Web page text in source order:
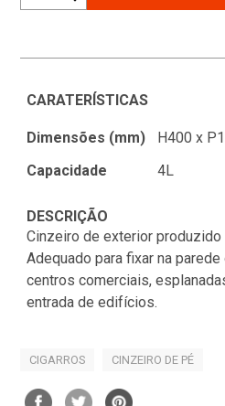
CARATERÍSTICAS
Dimensões (mm)
H400 x
Capacidade
4L
DESCRIÇÃO
Cinzeiro de exterior produzido
Adequado para fixar na
centros comerciais,
entrada de edifícios.
CIGARROS CINZEIRO DE PÉ